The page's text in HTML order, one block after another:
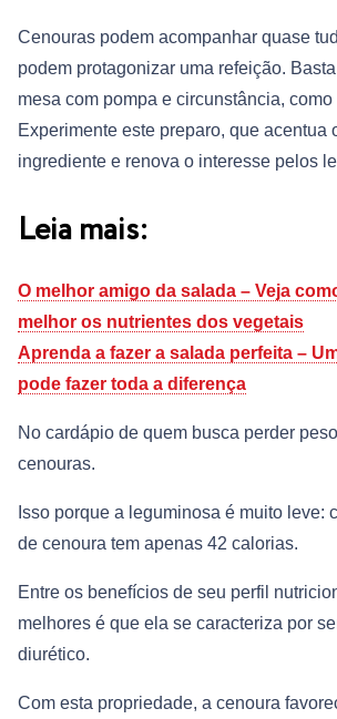
Cenouras podem acompanhar quase
podem protagonizar uma refeição.
mesa com pompa e circunstância,
Experimente este preparo, que acentua
ingrediente e renova o interesse pelos
Leia mais:
O melhor amigo da salada – Veja
melhor os nutrientes dos vegetais
Aprenda a fazer a salada perfeita –
pode fazer toda a diferença
No cardápio de quem busca perder
cenouras.
Isso porque a leguminosa é muito leve:
de cenoura tem apenas 42 calorias.
Entre os benefícios de seu perfil
melhores é que ela se caracteriza por
diurético.
Com esta propriedade, a cenoura